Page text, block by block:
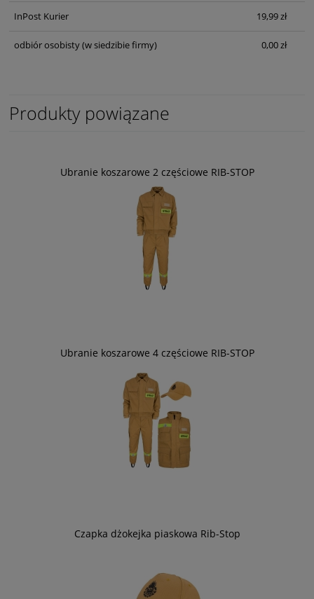
InPost Kurier 19,99 zł
odbiór osobisty(w siedzibie firmy) 0,00 zł
Produkty powiązane
Ubranie koszarowe 2 częściowe RIB-STOP
Ubranie koszarowe 4 częściowe RIB-STOP
Czapka dżokejka piaskowa Rib-Stop